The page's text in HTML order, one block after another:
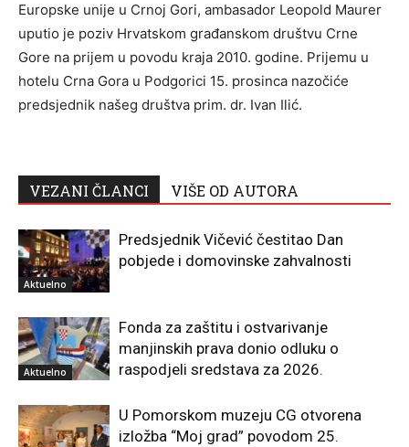
Europske unije u Crnoj Gori, ambasador Leopold Maurer
uputio je poziv Hrvatskom građanskom društvu Crne
Gore na prijem u povodu kraja 2010. godine. Prijemu u
hotelu Crna Gora u Podgorici 15. prosinca nazočiće
predsjednik našeg društva prim. dr. Ivan Ilić.
VEZANI ČLANCI VIŠE OD AUTORA
Aktuelno
Predsjednik Vičević čestitao Dan
pobjede i domovinske zahvalnosti
Aktuelno
Fonda za zaštitu i ostvarivanje
manjinskih prava donio odluku o
raspodjeli sredstava za 2026.
U Pomorskom muzeju CG otvorena
izložba “Moj grad” povodom 25.